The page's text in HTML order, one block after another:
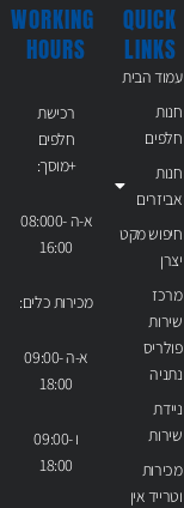
QUICK
LINKS
עמוד הבית
חנות
חלפים
חנות
אביזרים
חיפוש מקט
יצרן
מרכז
שירות
פולריס
נתניה
ניידת
שירות
מכירות
וטרייד אין
WORKING
HOURS
רכישת
חלפים
+מוסך:
א-ה 08:000-
16:00
מכירות כלים:
א-ה 09:00-
18:00
ו 09:00-
18:00